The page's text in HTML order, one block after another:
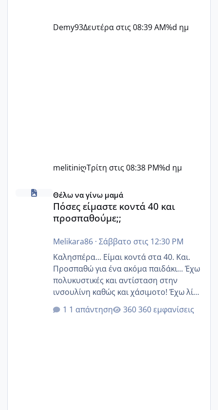
Demy93Δευτέρα στις 08:39 AM%d ημ
melitiniღΤρίτη στις 08:38 PM%d ημ
Πόσες είμαστε κοντά 40 και προσπαθούμε;;
Θέλω να γίνω μαμά
Πόσες είμαστε κοντά 40 και
προσπαθούμε;;
Melikara86· Σάββατο στις 12:30 PM
Καλησπέρα... Είμαι κοντά στα 40. Και.
Προσπαθώ για ένα ακόμα παιδάκι... Έχω
πολυκυστικές και αντίσταση στην
ινσουλίνη καθώς και χάσιμοτο! Έχω λίγα
κιλά παραπάνω και όσο κ αν προσπαθώ
δεν χάνω εύκολα! Προσπαθώ για ακόμη
1 απάντηση 360 εμφανίσεις